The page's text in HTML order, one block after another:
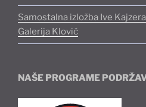
Samostalna izložba Ive
Galerija Klović
NAŠE PROGRAME